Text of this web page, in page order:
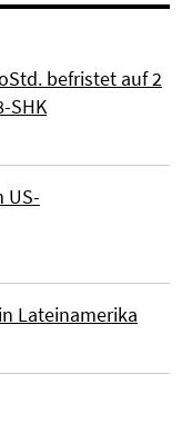
befristet auf 2
SHK
US-
Lateinamerika